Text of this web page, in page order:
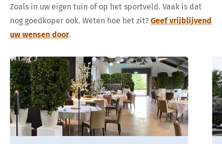
Zoals in uw eigen tuin of op het sportveld. Vaak is dat
nog goedkoper ook. Weten hoe het zit? Geef vrijblijvend
uw wensen door.